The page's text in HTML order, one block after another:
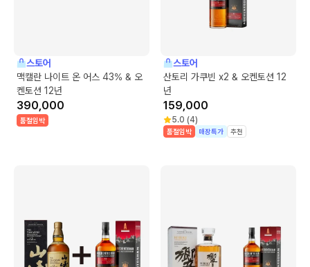
스토어
맥캘란 나이트 온 어스 43% & 오
켄토션 12년
390,000
품절임박
스토어
산토리 가쿠빈 x2 & 오켄토션 12
년
159,000
5.0 (4)
품절임박 매장특가 추천